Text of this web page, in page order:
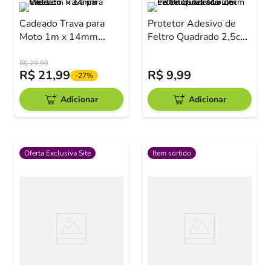
Cadeado Trava para
Moto 1m x 14mm
R$ 29,99
R$ 21,99 -27%
Adicionar
Protetor Adesivo de
Feltro Quadrado 2,5cm
R$9,99
Adicionar
Oferta Exclusiva Site Item sortido